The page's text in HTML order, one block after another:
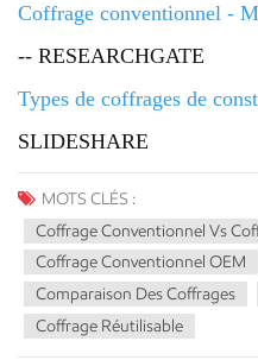
Coffrage conventionnel -
-- RESEARCHGATE
Types de coffrages de
SLIDESHARE
MOTS CLÉS :
Coffrage Conventionnel Vs
Coffrage Conventionnel OEM
Comparaison Des Coffrages
Coffrage Réutilisable